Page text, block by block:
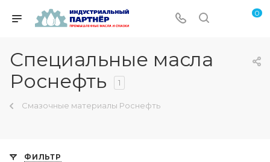
0
Специальные масла
Роснефть
1
Смазочные материалы Роснефть
ФИЛЬТР